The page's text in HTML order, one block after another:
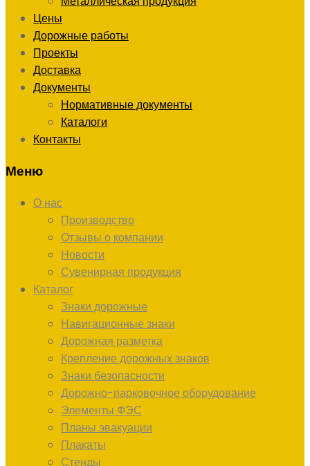
Цены
Дорожные работы
Проекты
Доставка
Документы
Нормативные документы
Каталоги
Контакты
Меню
О нас
Производство
Отзывы о компании
Новости
Сувенирная продукция
Каталог
Знаки дорожные
Навигационные знаки
Дорожная разметка
Крепление дорожных знаков
Знаки безопасности
Дорожно-парковочное оборудование
Элементы ФЭС
Планы эвакуации
Плакаты
Стенды